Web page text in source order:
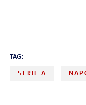
TAG:
SERIE A